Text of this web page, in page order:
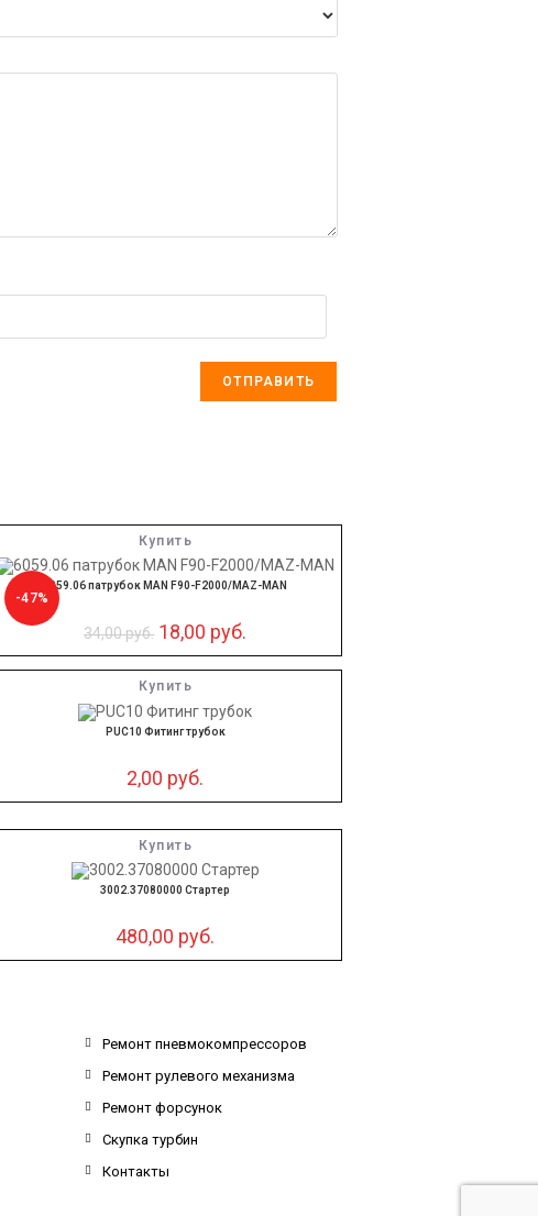
Купить
-47%
6059.06 патрубок MAN F90-F2000/MAZ-MAN
34,00руб. 18,00 руб.
Купить
PUC10 Фитинг трубок
2,00 руб.
Купить
3002.37080000 Стартер
480,00 руб.
Ремонт пневмокомпрессоров
Ремонт рулевого механизма
Ремонт форсунок
Скупка турбин
Контакты